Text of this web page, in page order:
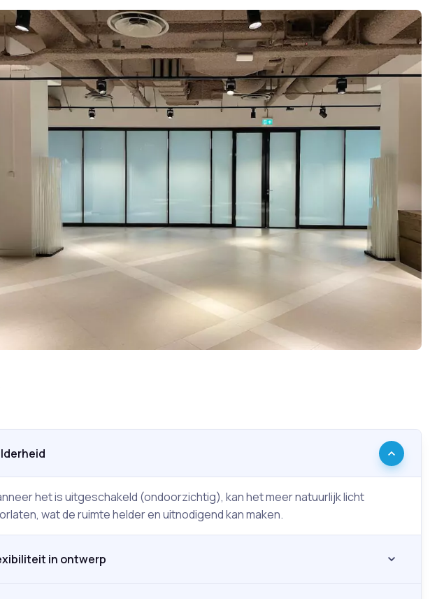
het is uitgeschakeld (ondoorzichtig), kan het meer natuurlijk licht
wat de ruimte helder en uitnodigend kan maken.
Flexibiliteit in ontwerp